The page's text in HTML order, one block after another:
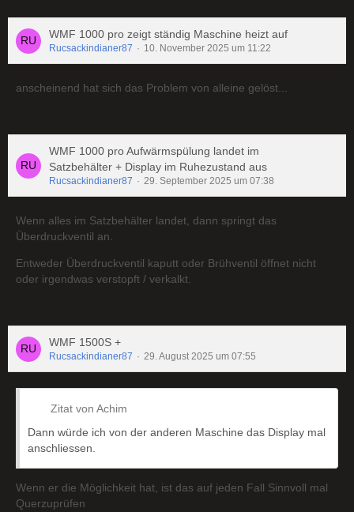
WMF 1000 pro zeigt ständig Maschine heizt auf
Rucsackindianer87 10. November 2025 um 11:22
anscheinend hat sich das Problem von alleine gelöst...
WMF 1000 pro Aufwärmspülung landet im
Satzbehälter + Display im Ruhezustand aus
Rucsackindianer87 29. September 2025 um 07:38
Wenn alles im Satzbehälter landet, dann springt das
Überdruckventil an.
Entweder Überdruckventil kaputt oder Brühventil öffnet nicht
oder irgendwas verstopft / verkalkt.
WMF 1500S +
Rucsackindianer87 29. August 2025 um 07:55
Zitat von Achim
Dann würde ich von der anderen Maschine das Display mal
anschliessen.
Wenn er die Möglichkeit hat, ist das auf jeden Fall Sinnvoll mal
Querzuprüfen